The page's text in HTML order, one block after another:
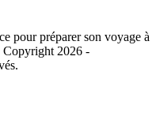
pour préparer son voyage à
Copyright 2026 -